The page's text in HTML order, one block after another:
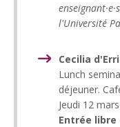
l'Université
Cecilia
Lunch
déjeuner.
Jeudi 12
Entrée